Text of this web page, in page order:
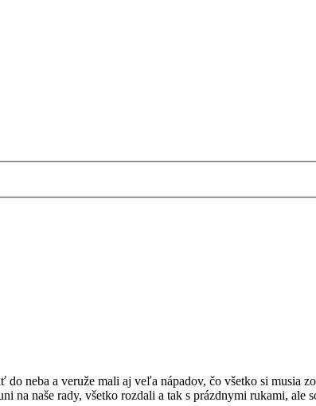
do neba a veruže mali aj veľa nápadov, čo všetko si musia
na naše rady, všetko rozdali a tak s prázdnymi rukami, ale